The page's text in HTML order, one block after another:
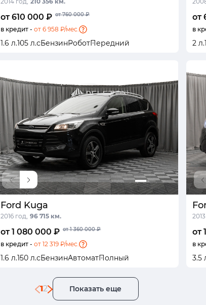
от 610 000 ₽ от 760 000 ₽
в кредит - от 6 958 ₽/мес.
1.6 л.105 л.сБензинРоботПередний
от
в
2 л.
Ford Kuga
2016 год, 96 715 км.
от 1 080 000 ₽ от 1 360 000 ₽
в кредит - от 12 319 ₽/мес.
1.6 л.150 л.сБензинАвтоматПолный
от
в
3.5
12 Показать еще